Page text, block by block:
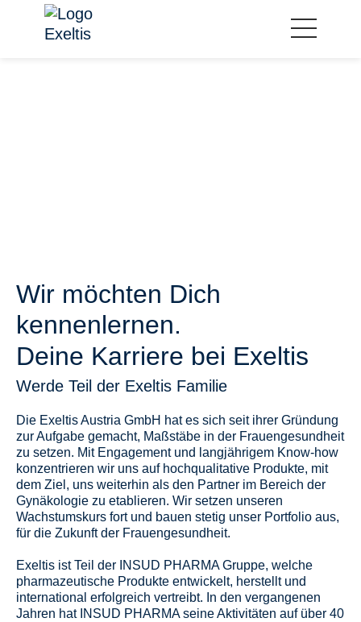
Wir möchten Dich
kennenlernen.
Deine Karriere bei Exeltis
Werde Teil der Exeltis Familie
Die Exeltis Austria GmbH hat es sich seit ihrer Gründung
zur Aufgabe gemacht, Maßstäbe in der Frauengesundheit
zu setzen. Mit Engagement und langjährigem Know-how
konzentrieren wir uns auf hochqualitative Produkte, mit
dem Ziel, uns weiterhin als den Partner im Bereich der
Gynäkologie zu etablieren. Wir setzen unseren
Wachstumskurs fort und bauen stetig unser Portfolio aus,
für die Zukunft der Frauengesundheit.
Exeltis ist Teil der INSUD PHARMA Gruppe, welche
pharmazeutische Produkte entwickelt, herstellt und
international erfolgreich vertreibt. In den vergangenen
Jahren hat INSUD PHARMA seine Aktivitäten auf über 40